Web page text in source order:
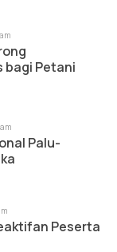
bagi Petani
Palu-
Peserta